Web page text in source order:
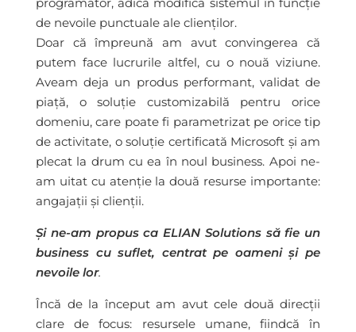
de nevoile punctuale ale clienților.
Doar că împreună am avut convingerea că
putem face lucrurile altfel, cu o nouă viziune.
Aveam deja un produs performant, validat de
piață, o soluție customizabilă pentru orice
domeniu, care poate fi parametrizat pe orice tip
de activitate, o soluție certificată Microsoft și am
plecat la drum cu ea în noul business. Apoi ne-
am uitat cu atenție la două resurse importante:
angajații și clienții.
Și ne-am propus ca ELIAN Solutions să fie un
business cu suflet, centrat pe oameni și pe
nevoile lor.
Încă de la început am avut cele două direcții
clare de focus: resursele umane, fiindcă în